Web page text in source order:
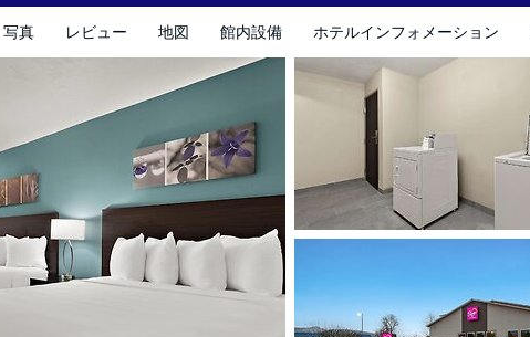
写真 レビュー 地図 館内設備 ホテルインフォメーション